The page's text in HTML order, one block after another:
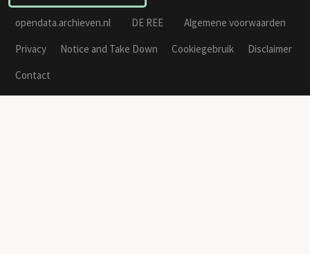
opendata.archieven.nl DE REE
Algemene voorwaarden
Privacy
Notice and Take Down Cookiegebruik
Disclaimer
Contact